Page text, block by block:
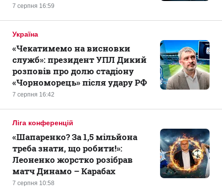
7 серпня 16:59
Україна
7 серпня 16:42
«Чекатимемо на висновки
служб»: президент УПЛ Дикий
розповів про долю стадіону
«Чорноморець» після удару РФ
Ліга конференцій
7 серпня 10:58
«Шапаренко? За 1,5 мільйона
треба знати, що робити!»:
Леоненко жорстко розібрав
матч Динамо – Карабах